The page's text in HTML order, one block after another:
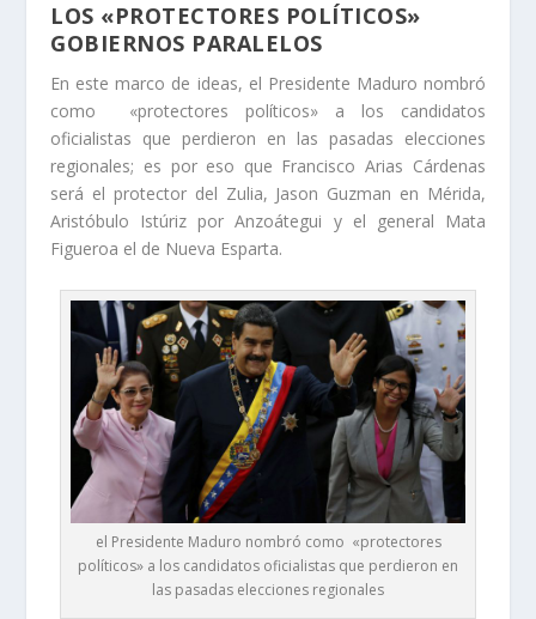
LOS «PROTECTORES POLÍTICOS»
GOBIERNOS PARALELOS
En este marco de ideas, el Presidente Maduro nombró
como «protectores políticos» a los candidatos
oficialistas que perdieron en las pasadas elecciones
regionales; es por eso que Francisco Arias Cárdenas
será el protector del Zulia, Jason Guzman en Mérida,
Aristóbulo Istúriz por Anzoátegui y el general Mata
Figueroa el de Nueva Esparta.
el Presidente Maduro nombró como «protectores
políticos» a los candidatos oficialistas que perdieron en
las pasadas elecciones regionales